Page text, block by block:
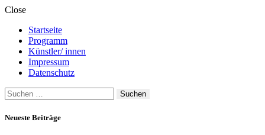
Close
Startseite
Programm
Künstler/ innen
Impressum
Datenschutz
Suchen
nach:
Neueste Beiträge